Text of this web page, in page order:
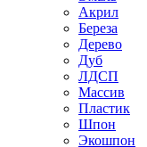
Акрил
Береза
Дерево
Дуб
ЛДСП
Массив
Пластик
Шпон
Экошпон